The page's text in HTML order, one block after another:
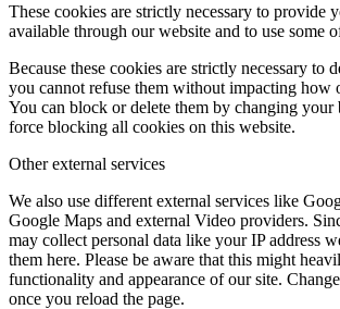
These cookies are strictly necessary to provide
available through our website and to use some
Because these cookies are strictly necessary to
you cannot refuse them without impacting how
You can block or delete them by changing your
force blocking all cookies on this website.
Other external services
We also use different external services like
Google Maps and external Video providers.
may collect personal data like your IP address
them here. Please be aware that this might
functionality and appearance of our site.
once you reload the page.